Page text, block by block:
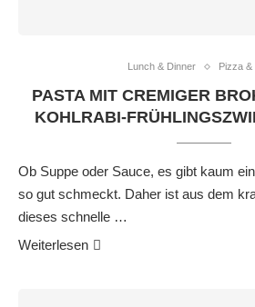
Lunch & Dinner Pizza &
PASTA MIT CREMIGER
KOHLRABI-
Ob Suppe oder Sauce, es gibt kaum
so gut schmeckt. Daher ist aus dem
dieses schnelle …
Weiterlesen